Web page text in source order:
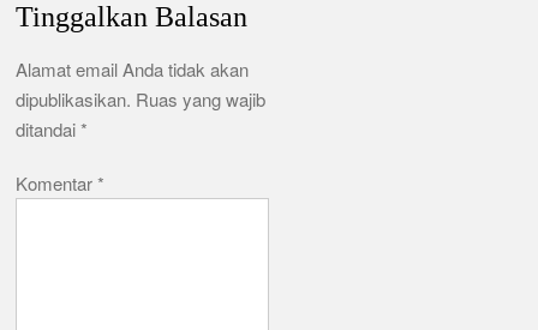
Tinggalkan Balasan
Alamat email Anda tidak akan
dipublikasikan. Ruas yang wajib
ditandai*
Komentar*